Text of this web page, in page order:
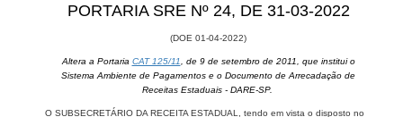
​PORTARIA SRE Nº 24, DE 31-03-2022
(DOE 01-04-2022)
Altera a Portaria CAT 125/11 , de 9 de setembro de 2011, que institui o
Sistema Ambiente de Pagamentos e o Documento de Arrecadação de
Receitas Estaduais - DARE-SP.
O SUBSECRETÁRIO DA RECEITA ESTADUAL, tendo em vista o disposto no